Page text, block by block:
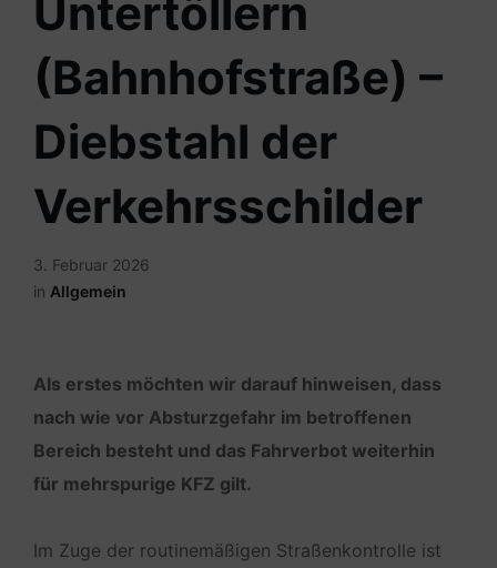
Untertöllern
(Bahnhofstraße) –
Diebstahl der
Verkehrsschilder
3. Februar 2026
in Allgemein
Als erstes möchten wir darauf hinweisen, dass
nach wie vor Absturzgefahr im betroffenen
Bereich besteht und das Fahrverbot weiterhin
für mehrspurige KFZ gilt.
Im Zuge der routinemäßigen Straßenkontrolle ist